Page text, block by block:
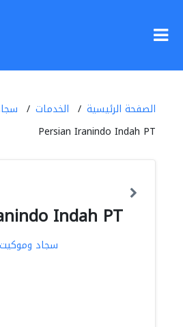
الصفحة الرئيسية الخدمات
Persian Iranindo Indah PT
Indah PT
سجاد وموكيت